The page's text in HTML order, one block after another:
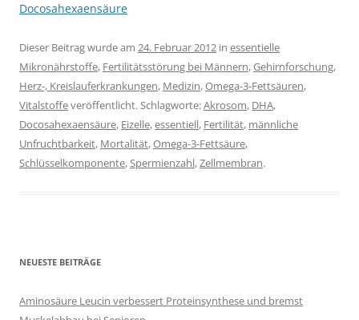
Docosahexaensäure
Dieser Beitrag wurde am 24. Februar 2012 in essentielle
Mikronährstoffe, Fertilitätsstörung bei Männern,Gehirnforschung,
Herz-, Kreislauferkrankungen, Medizin,Omega-3-Fettsäuren,
Vitalstoffeveröffentlicht. Schlagworte:Akrosom, DHA,
Docosahexaensäure, Eizelle,essentiell, Fertilität, männliche
Unfruchtbarkeit, Mortalität,Omega-3-Fettsäure,
Schlüsselkomponente,Spermienzahl,Zellmembran.
NEUESTE BEITRÄGE
Aminosäure Leucin verbessert Proteinsynthese und bremst